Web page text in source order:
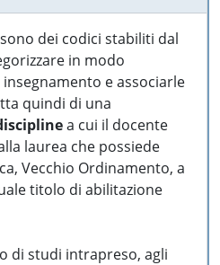
sono dei codici stabiliti dal
in modo
e associarle
quindi di una
a cui il docente
laurea che possiede
Vecchio Ordinamento, a
titolo di abilitazione
di studi intrapreso, agli